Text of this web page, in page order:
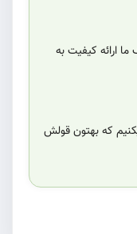
ارائه کیفیت به
که بهتون قولش